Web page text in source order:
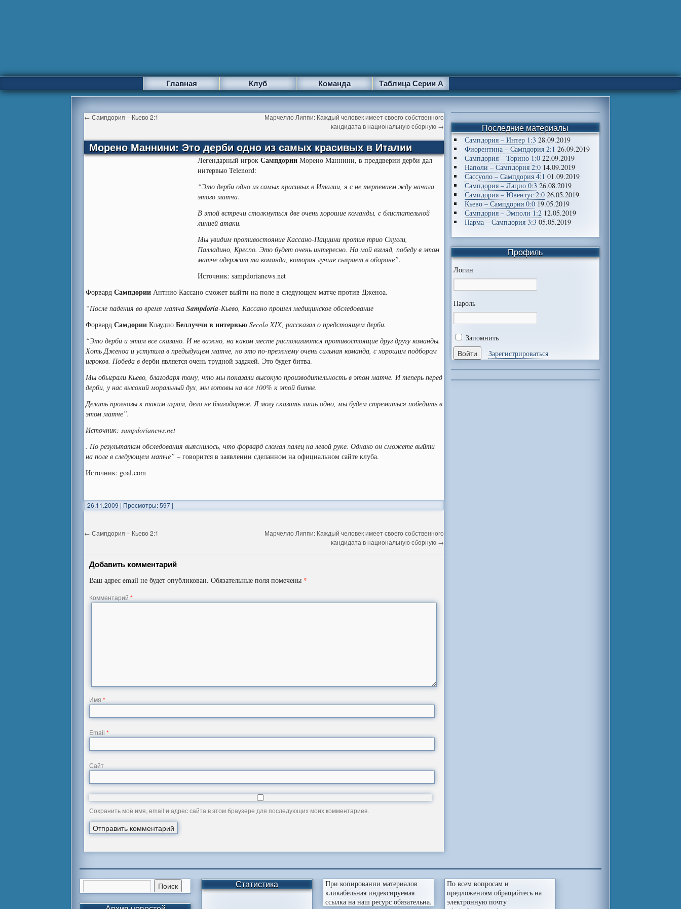
Главная Клуб Команда Таблица Серии А
← Сампдория – Кьево 2:1
Марчелло Липпи: Каждый человек имеет своего собственного
кандидата в национальную сборную →
Морено Маннини: Это дерби одно из самых красивых в Италии
Легендарный игрокСампдорииМорено Маннини, в преддверии дерби дал
интервью Telenord:
“Это дерби одно из самых красивых в Италии, я с не терпением жду начала
этого матча.
В этой встречи столкнуться две очень хорошие команды, с блистательной
линией атаки.
Мы увидим противостояние Кассано-Паццини против трио Скулли,
Палладино, Креспо. Это будет очень интересно. На мой взгляд, победу в этом
матче одержит та команда, которая лучше сыграет в обороне”.
Источник: sampdorianews.net
ФорвардСампдории Антнио Кассано сможет выйти на поле в следующем матче против Дженоа.
“После падения во время матчаSampdoria-Кьево, Кассано прошел медицинское обследование
ФорвардСамдории КлаудиоБеллуччи в интервьюSecolo XIX, рассказал о предстоящем дерби.
“Это дерби и этим все сказано. И не важно, на каком месте располагаются противостоящие друг другу команды.
Хоть Дженоа и уступила в предыдущем матче, но это по-прежнему очень сильная команда, с хорошим подбором
игроков. Победа в дерби является очень трудной задачей. Это будет битва.
Мы обыграли Кьево, благодаря тому, что мы показали высокую производительность в этом матче. И теперь перед
дерби, у нас высокий моральный дух, мы готовы на все 100% к этой битве.
Делать прогнозы к таким играм, дело не благодарное. Я могу сказать лишь одно, мы будем стремиться победить в
этом матче”.
Источник: sampdorianews.net
. По результатам обследования выяснилось, что форвард сломал палец на левой руке. Однако он сможете выйти
на поле в следующем матче” – говорится в заявлении сделанном на официальном сайте клуба.
Источник: goal.com
26.11.2009 | Просмотры: 597 |
← Сампдория – Кьево 2:1
Марчелло Липпи: Каждый человек имеет своего собственного
кандидата в национальную сборную →
Добавить комментарий
Ваш адрес email не будет опубликован. Обязательные поля помечены *
Комментарий*
Имя*
Email*
Сайт
Сохранить моё имя, email и адрес сайта в этом браузере для последующих моих комментариев.
Последние материалы
Сампдория – Интер 1:3 28.09.2019
Фиорентина – Сампдория 2:1 26.09.2019
Сампдория – Торино 1:0 22.09.2019
Наполи – Сампдория 2:0 14.09.2019
Сассуоло – Сампдория 4:1 01.09.2019
Сампдория – Лацио 0:3 26.08.2019
Сампдория – Ювентус 2:0 26.05.2019
Кьево – Сампдория 0:0 19.05.2019
Сампдория – Эмполи 1:2 12.05.2019
Парма – Сампдория 3:3 05.05.2019
Профиль
Логин
Пароль
Запомнить
Зарегистрироваться
Статистика
При копировании материалов
кликабельная индексируемая
ссылка на наш ресурс обязательна.
По всем вопросам и
предложениям обращайтесь на
электронную почту